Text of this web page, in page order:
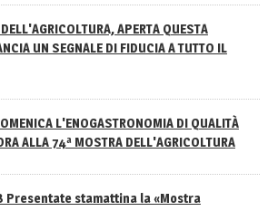
APERTA QUESTA
UN SEGNALE DI FIDUCIA A TUTTO IL
L'ENOGASTRONOMIA DI QUALITÀ
ALLA 74ª MOSTRA DELL'AGRICOLTURA
Presentate stamattina la «Mostra